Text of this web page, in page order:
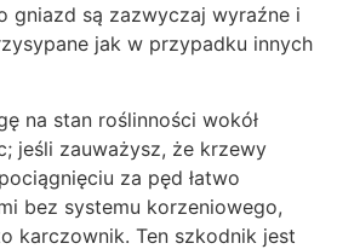
gniazd są zazwyczaj wyraźne i
jak w przypadku innych
na stan roślinności wokół
jeśli zauważysz, że krzewy
za pęd łatwo
bez systemu korzeniowego,
karczownik. Ten szkodnik jest